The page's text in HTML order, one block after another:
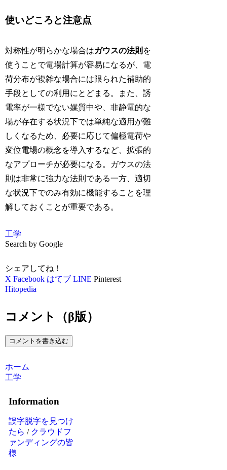
使いどころと注意点
対称性が明らかな場合はガウスの法則 を
使うことで電場計算が容易になるが、電
荷分布が複雑な場合には限られた補助的
手段としての利用にとどまる。また、誘
電率が一様でない媒質中や、非静電的な
場が存在する状況下では単純な適用が難
しくなるため、必要に応じて偏極電荷や
変位電場の概念を導入するなど、拡張的
なアプローチが必要になる。ガウスの法
則は非常に強力な法則である一方、適切
な状況下でのみ有効に機能することを理
解しておくことが重要である。
工学
Search by Google
シェアしてね！
X Facebook はてブ LINE Pinterest
Hitopedia
コメント（β版）
コメントを書き込む
ホーム
工学
Information
誤字脱字を見つけ
たら / クラウドフ
ァンディングの皆
様